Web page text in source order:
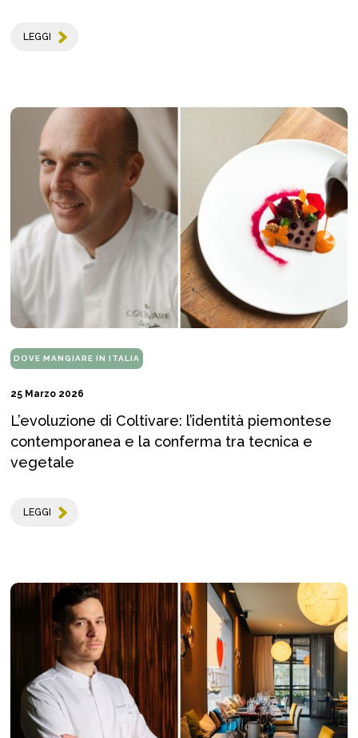
LEGGI
DOVE MANGIARE IN ITALIA
25 Marzo 2026
L’evoluzione di Coltivare: l’identità piemontese
contemporanea e la conferma tra tecnica e
vegetale
LEGGI